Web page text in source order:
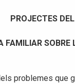
PROJECTES
FAMILIAR
problemes que